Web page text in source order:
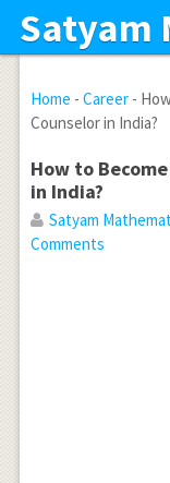
Satyam
Home - Career-
Counselor in India?
How to
in India?
Satyam
Comments